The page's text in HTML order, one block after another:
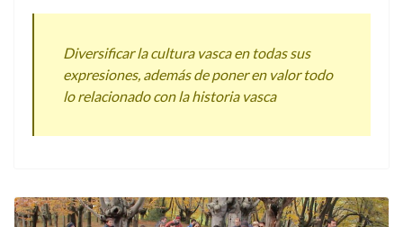
Diversificar la cultura vasca en todas sus
expresiones, además de poner en valor todo
lo relacionado con la historia vasca